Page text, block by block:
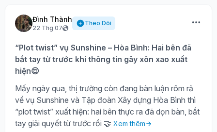
Đình Thành
22 Thg 07
Theo Dõi
“Plot twist” vụ Sunshine – Hòa Bình: Hai bên đã
bắt tay từ trước khi thông tin gây xôn xao xuất
hiện😌
Mấy ngày qua, thị trường còn đang bàn luận rôm rả
về vụ Sunshine và Tập đoàn Xây dựng Hòa Bình thì
“plot twist” xuất hiện: hai bên thực ra đã dọn bàn, bắt
tay giải quyết từ trước rồi 🤝 Xem thêm